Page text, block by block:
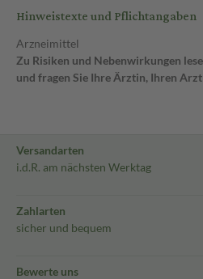
Hinweistexte und Pflichtangaben
Arzneimittel
Zu Risiken und Nebenwirkungen
und fragen Sie Ihre Ärztin, Ihren
Versandarten
i.d.R. am nächsten Werktag
Zahlarten
sicher und bequem
Bewerte uns